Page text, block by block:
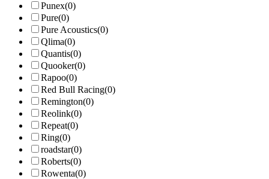
Punex(0)
Pure(0)
Pure Acoustics(0)
Qlima(0)
Quantis(0)
Quooker(0)
Rapoo(0)
Red Bull Racing(0)
Remington(0)
Reolink(0)
Repeat(0)
Ring(0)
roadstar(0)
Roberts(0)
Rowenta(0)